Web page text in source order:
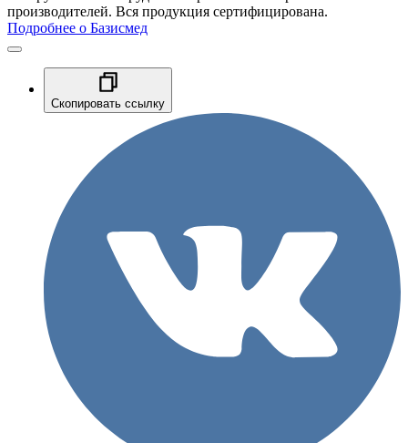
производителей. Вся продукция сертифицирована.
Подробнее о Базисмед
Скопировать ссылку